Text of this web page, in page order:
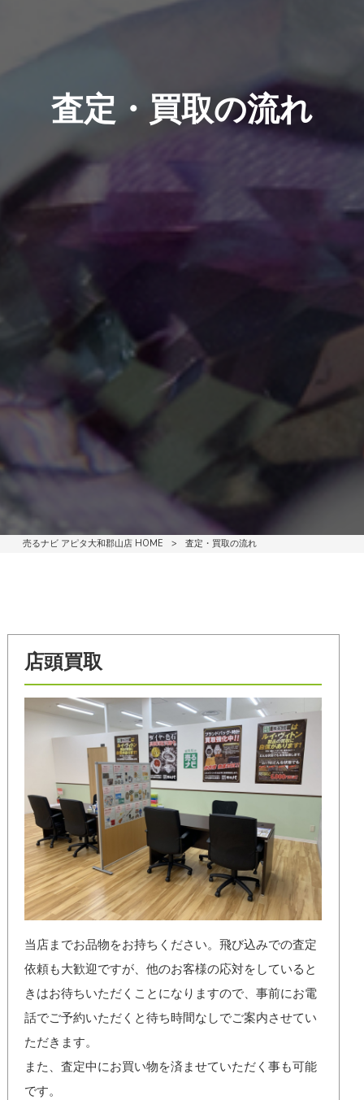
査定・買取の流れ
売るナビ アピタ大和郡山店 HOME > 査定・買取の流れ
店頭買取
当店までお品物をお持ちください。飛び込みでの査定
依頼も大歓迎ですが、他のお客様の応対をしていると
きはお待ちいただくことになりますので、事前にお電
話でご予約いただくと待ち時間なしでご案内させてい
ただきます。
また、査定中にお買い物を済ませていただく事も可能
です。